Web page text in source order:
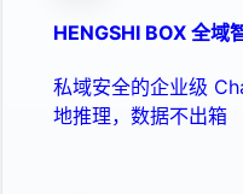
HENGSHI BOX 全域
私域安全的企业级
地推理，数据不出箱